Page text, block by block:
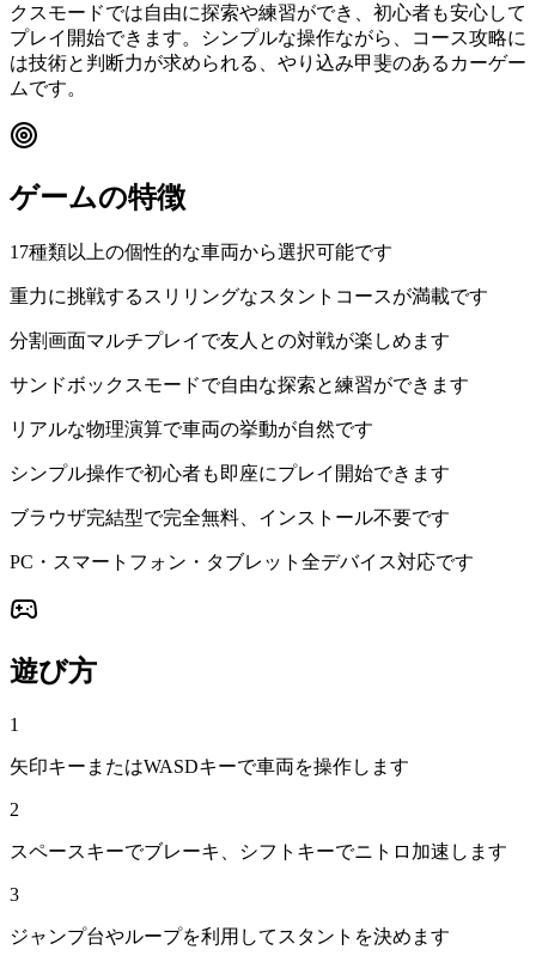
クスモードでは自由に探索や練習ができ、初心者も安心して
プレイ開始できます。シンプルな操作ながら、コース攻略に
は技術と判断力が求められる、やり込み甲斐のあるカーゲー
ムです。
ゲームの特徴
17種類以上の個性的な車両から選択可能です
重力に挑戦するスリリングなスタントコースが満載です
分割画面マルチプレイで友人との対戦が楽しめます
サンドボックスモードで自由な探索と練習ができます
リアルな物理演算で車両の挙動が自然です
シンプル操作で初心者も即座にプレイ開始できます
ブラウザ完結型で完全無料、インストール不要です
PC・スマートフォン・タブレット全デバイス対応です
遊び方
1
矢印キーまたはWASDキーで車両を操作します
2
スペースキーでブレーキ、シフトキーでニトロ加速します
3
ジャンプ台やループを利用してスタントを決めます